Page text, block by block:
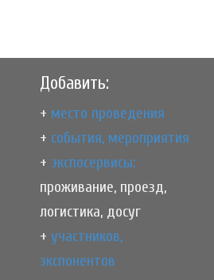
Добавить:
+ место проведения
+ события, мероприятия
+ экспосервисы:
проживание, проезд,
логистика, досуг
+ участников,
экспонентов